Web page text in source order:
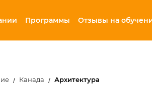
Программы Отзывы на
Канада Архитектура